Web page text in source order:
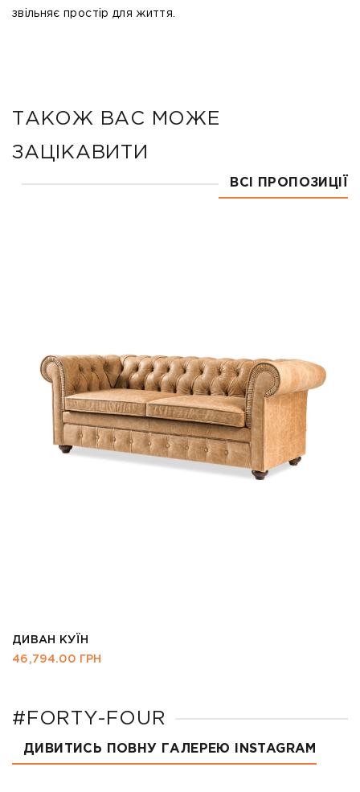
звільняє простір для життя.
ТАКОЖ ВАС МОЖЕ
ЗАЦІКАВИТИ
ВСІ ПРОПОЗИЦІЇ
ДИВАН КУЇН
46,794.00 ГРН
#FORTY-FOUR
ДИВИТИСЬ ПОВНУ ГАЛЕРЕЮ INSTAGRAM